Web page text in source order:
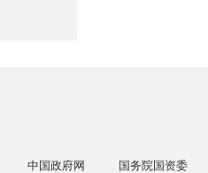
中国政府网 国务院国资委